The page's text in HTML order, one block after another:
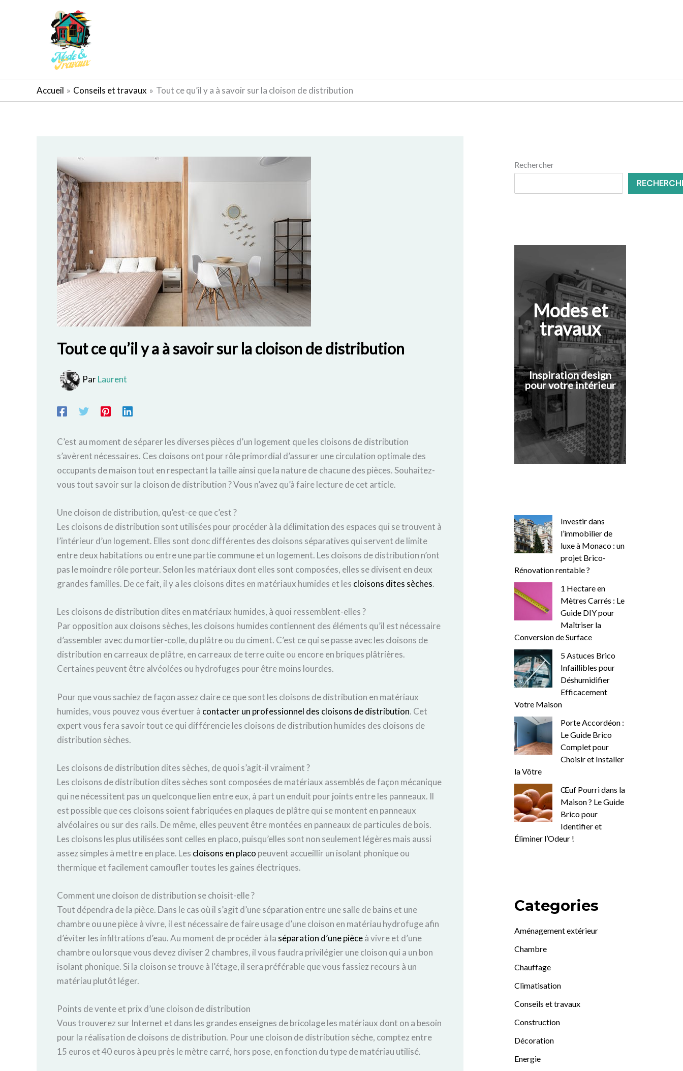
Accueil Conseils et travaux Tout ce qu’il y a à savoir sur la cloison de distribution
Tout ce qu’il y a à savoir sur la cloison de distribution
ParLaurent
C’est au moment de séparer les diverses pièces d’un logement que les cloisons de distribution
s’avèrent nécessaires. Ces cloisons ont pour rôle primordial d’assurer une circulation optimale des
occupants de maison tout en respectant la taille ainsi que la nature de chacune des pièces. Souhaitez-
vous tout savoir sur la cloison de distribution ? Vous n’avez qu’à faire lecture de cet article.
Une cloison de distribution, qu’est-ce que c’est ?
Les cloisons de distribution sont utilisées pour procéder à la délimitation des espaces qui se trouvent à
l’intérieur d’un logement. Elles sont donc différentes des cloisons séparatives qui servent de limite
entre deux habitations ou entre une partie commune et un logement. Les cloisons de distribution n’ont
pas le moindre rôle porteur. Selon les matériaux dont elles sont composées, elles se divisent en deux
grandes familles. De ce fait, il y a les cloisons dites en matériaux humides et les cloisons dites sèches.
Les cloisons de distribution dites en matériaux humides, à quoi ressemblent-elles ?
Par opposition aux cloisons sèches, les cloisons humides contiennent des éléments qu’il est nécessaire
d’assembler avec du mortier-colle, du plâtre ou du ciment. C’est ce qui se passe avec les cloisons de
distribution en carreaux de plâtre, en carreaux de terre cuite ou encore en briques plâtrières.
Certaines peuvent être alvéolées ou hydrofuges pour être moins lourdes.
Pour que vous sachiez de façon assez claire ce que sont les cloisons de distribution en matériaux
humides, vous pouvez vous évertuer à contacter un professionnel des cloisons de distribution. Cet
expert vous fera savoir tout ce qui différencie les cloisons de distribution humides des cloisons de
distribution sèches.
Les cloisons de distribution dites sèches, de quoi s’agit-il vraiment ?
Les cloisons de distribution dites sèches sont composées de matériaux assemblés de façon mécanique
qui ne nécessitent pas un quelconque lien entre eux, à part un enduit pour joints entre les panneaux. Il
est possible que ces cloisons soient fabriquées en plaques de plâtre qui se montent en panneaux
alvéolaires ou sur des rails. De même, elles peuvent être montées en panneaux de particules de bois.
Les cloisons les plus utilisées sont celles en placo, puisqu’elles sont non seulement légères mais aussi
assez simples à mettre en place. Les cloisons en placo peuvent accueillir un isolant phonique ou
thermique et facilement camoufler toutes les gaines électriques.
Comment une cloison de distribution se choisit-elle ?
Tout dépendra de la pièce. Dans le cas où il s’agit d’une séparation entre une salle de bains et une
chambre ou une pièce à vivre, il est nécessaire de faire usage d’une cloison en matériau hydrofuge afin
d’éviter les infiltrations d’eau. Au moment de procéder à la séparation d’une pièceà vivre et d’une
chambre ou lorsque vous devez diviser 2 chambres, il vous faudra privilégier une cloison qui a un bon
isolant phonique. Si la cloison se trouve à l’étage, il sera préférable que vous fassiez recours à un
matériau plutôt léger.
Points de vente et prix d’une cloison de distribution
Vous trouverez sur Internet et dans les grandes enseignes de bricolage les matériaux dont on a besoin
pour la réalisation de cloisons de distribution. Pour une cloison de distribution sèche, comptez entre
15 euros et 40 euros à peu près le mètre carré, hors pose, en fonction du type de matériau utilisé.
Rechercher
Modes et
travaux
Inspiration design
pour votre intérieur
Investir dans
l’immobilier de
luxe à Monaco : un
projet Brico-
Rénovation rentable ?
1 Hectare en
Mètres Carrés : Le
Guide DIY pour
Maîtriser la
Conversion de Surface
5 Astuces Brico
Infaillibles pour
Déshumidifier
Efficacement
Votre Maison
Porte Accordéon :
Le Guide Brico
Complet pour
Choisir et Installer
la Vôtre
Œuf Pourri dans la
Maison ? Le Guide
Brico pour
Identifier et
Éliminer l’Odeur !
Categories
Aménagement extérieur
Chambre
Chauffage
Climatisation
Conseils et travaux
Construction
Décoration
Energie